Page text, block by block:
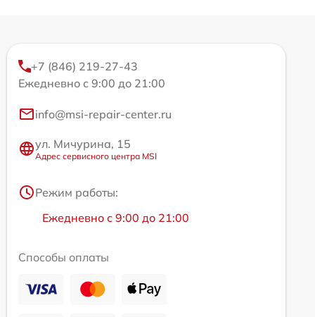
+7 (846) 219-27-43
Ежедневно с 9:00 до 21:00
info@msi-repair-center.ru
ул. Мичурина, 15
Адрес сервисного центра MSI
Режим работы:
Ежедневно с 9:00 до 21:00
Способы оплаты